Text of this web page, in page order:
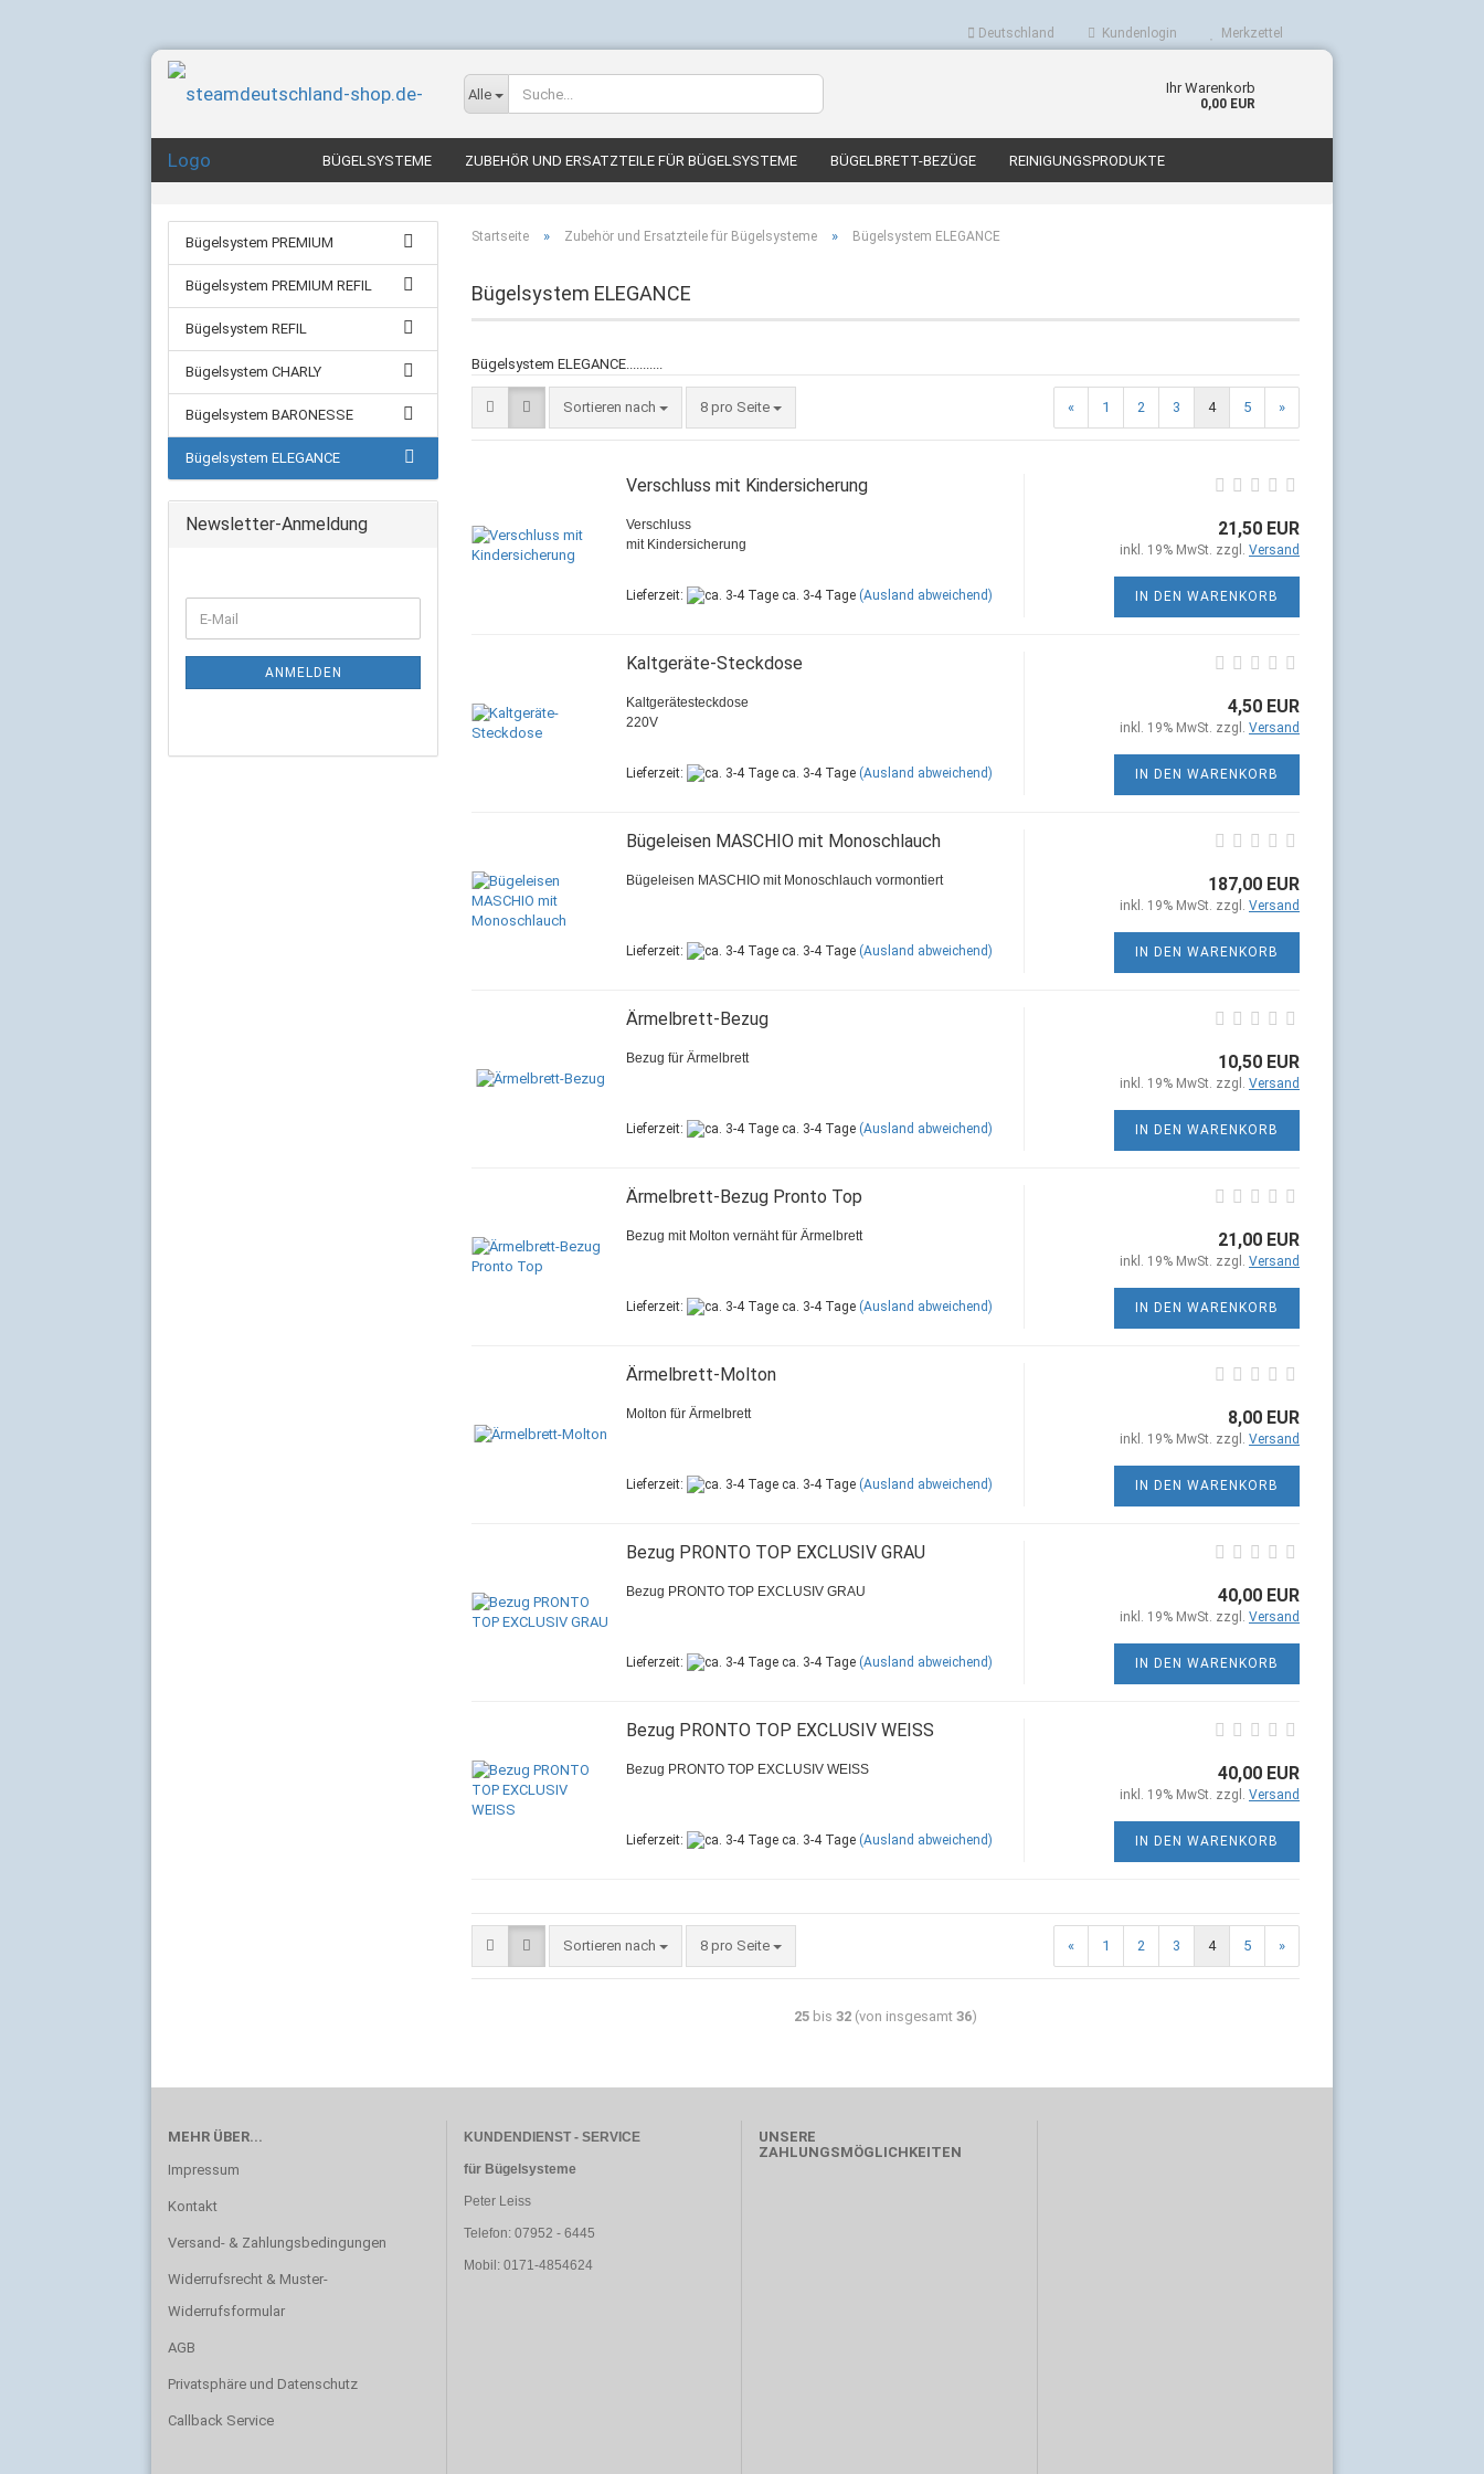
Deutschland Kundenlogin Merkzettel
Alle Ihr Warenkorb
0,00 EUR
BÜGELSYSTEME ZUBEHÖR UND ERSATZTEILE FÜR BÜGELSYSTEME BÜGELBRETT-BEZÜGE REINIGUNGSPRODUKTE
Startseite » Zubehör und Ersatzteile für Bügelsysteme » Bügelsystem ELEGANCE
Bügelsystem ELEGANCE
Bügelsystem ELEGANCE...........
Sortieren nach 8 pro Seite « 1 2 3 4 5 »
Verschluss mit Kindersicherung
Verschluss
mit Kindersicherung
Lieferzeit: ca. 3-4 Tage (Ausland abweichend)
21,50 EUR
inkl. 19% MwSt. zzgl. Versand
IN DEN WARENKORB
Kaltgeräte-Steckdose
Kaltgerätesteckdose
220V
Lieferzeit: ca. 3-4 Tage (Ausland abweichend)
4,50 EUR
inkl. 19% MwSt. zzgl. Versand
IN DEN WARENKORB
Bügeleisen MASCHIO mit Monoschlauch
Bügeleisen MASCHIO mit Monoschlauch vormontiert
Lieferzeit: ca. 3-4 Tage (Ausland abweichend)
187,00 EUR
inkl. 19% MwSt. zzgl. Versand
IN DEN WARENKORB
Ärmelbrett-Bezug
Bezug für Ärmelbrett
Lieferzeit: ca. 3-4 Tage (Ausland abweichend)
10,50 EUR
inkl. 19% MwSt. zzgl. Versand
IN DEN WARENKORB
Ärmelbrett-Bezug Pronto Top
Bezug mit Molton vernäht für Ärmelbrett
Lieferzeit: ca. 3-4 Tage (Ausland abweichend)
21,00 EUR
inkl. 19% MwSt. zzgl. Versand
IN DEN WARENKORB
Ärmelbrett-Molton
Molton für Ärmelbrett
Lieferzeit: ca. 3-4 Tage (Ausland abweichend)
8,00 EUR
inkl. 19% MwSt. zzgl. Versand
IN DEN WARENKORB
Bezug PRONTO TOP EXCLUSIV GRAU
Bezug PRONTO TOP EXCLUSIV GRAU
Lieferzeit: ca. 3-4 Tage (Ausland abweichend)
40,00 EUR
inkl. 19% MwSt. zzgl. Versand
IN DEN WARENKORB
Bezug PRONTO TOP EXCLUSIV WEISS
Bezug PRONTO TOP EXCLUSIV WEISS
Lieferzeit: ca. 3-4 Tage (Ausland abweichend)
40,00 EUR
inkl. 19% MwSt. zzgl. Versand
IN DEN WARENKORB
Sortieren nach 8 pro Seite « 1 2 3 4 5 »
25 bis 32 (von insgesamt 36)
Bügelsystem PREMIUM
Bügelsystem PREMIUM REFIL
Bügelsystem REFIL
Bügelsystem CHARLY
Bügelsystem BARONESSE
Bügelsystem ELEGANCE
Newsletter-Anmeldung
ANMELDEN
MEHR ÜBER...
Impressum
Kontakt
Versand- & Zahlungsbedingungen
Widerrufsrecht & Muster-
Widerrufsformular
AGB
Privatsphäre und Datenschutz
Callback Service
KUNDENDIENST - SERVICE
für Bügelsysteme
Peter Leiss
Telefon: 07952 - 6445
Mobil: 0171-4854624
UNSERE
ZAHLUNGSMÖGLICHKEITEN